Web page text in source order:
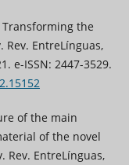
Transforming the
EntreLínguas,
e-ISSN: 2447-3529.
of the main
of the novel
Rev. EntreLínguas,